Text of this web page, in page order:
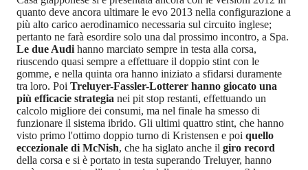
quanto deve ancora ultimare le evo 2013 nella configurazione a
più alto carico aerodinamico necessaria sul circuito inglese;
pertanto ne farà esordire solo una dal prossimo incontro, a Spa.
Le due Audi hanno marciato sempre in testa alla corsa,
riuscendo quasi sempre a effettuare il doppio stint con le
gomme, e nella quinta ora hanno iniziato a sfidarsi duramente
tra loro. Poi Treluyer-Fassler-Lotterer hanno giocato una
più efficacie strategia nei pit stop restanti, effettuando un
calcolo migliore dei consumi, ma nel finale ha smesso di
funzionare il sistema ibrido. Gli ultimi quattro stint, che hanno
visto primo l'ottimo doppio turno di Kristensen e poi quello
eccezionale di McNish, che ha siglato anche il giro record
della corsa e si è portato in testa superando Treluyer, hanno